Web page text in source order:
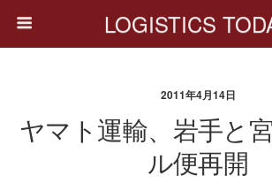
LOGISTICS
2011年4月14日
ヤマト運輸、岩手と
ル便再開